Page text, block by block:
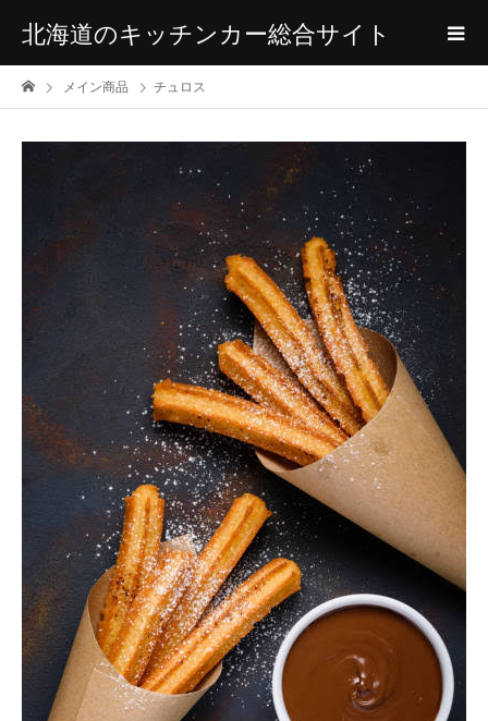
北海道のキッチンカー総合サイト
メイン商品 チュロス